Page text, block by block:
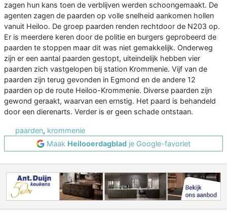
zagen hun kans toen de verblijven werden schoongemaakt. De
agenten zagen de paarden op volle snelheid aankomen hollen
vanuit Heiloo. De groep paarden renden rechtdoor de N203 op.
Er is meerdere keren door de politie en burgers geprobeerd de
paarden te stoppen maar dit was niet gemakkelijk. Onderweg
zijn er een aantal paarden gestopt, uiteindelijk hebben vier
paarden zich vastgelopen bij station Krommenie. Vijf van de
paarden zijn terug gevonden in Egmond en de andere 12
paarden op de route Heiloo-Krommenie. Diverse paarden zijn
gewond geraakt, waarvan een ernstig. Het paard is behandeld
door een dierenarts. Verder is er geen schade ontstaan.
paarden, krommenie
Maak Heilooerdagblad je Google-favoriet